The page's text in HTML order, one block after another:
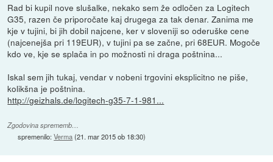
Rad bi kupil nove slušalke, nekako sem že odločen za Logitech
G35, razen če priporočate kaj drugega za tak denar. Zanima me
kje v tujini, bi jih dobil najcene, ker v sloveniji so oderuške cene
(najcenejša pri 119EUR), v tujini pa se začne, pri 68EUR. Mogoče
kdo ve, kje se splača in po možnosti ni draga poštnina...
Iskal sem jih tukaj, vendar v nobeni trgovini eksplicitno ne piše,
kolikšna je poštnina.
http://geizhals.de/logitech-g35-7-1-981...
Zgodovina sprememb…
spremenilo:Verma(21. mar 2015 ob 18:30)